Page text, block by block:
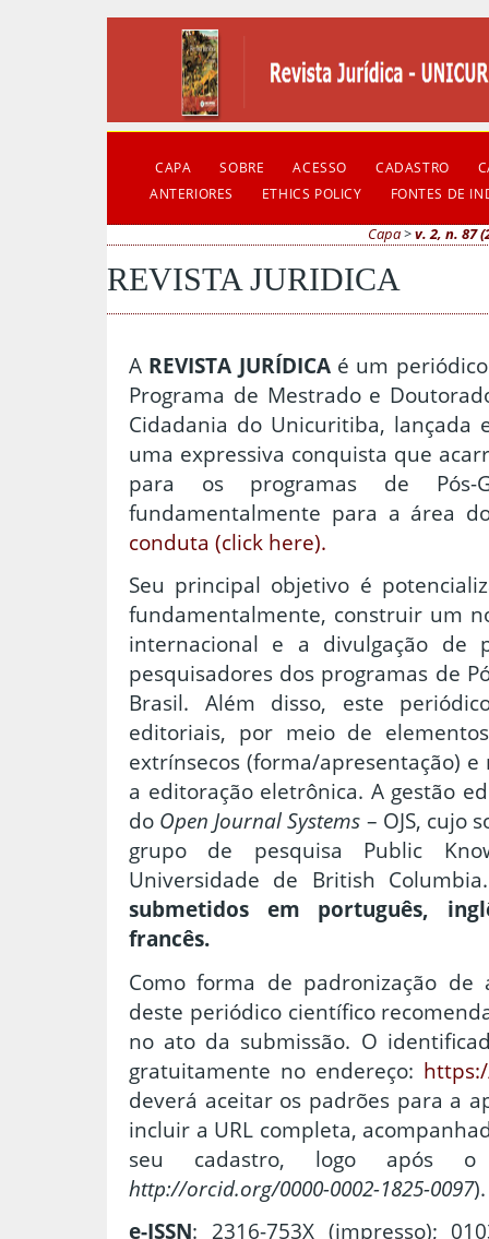
CAPA SOBRE ACESSO CADASTRO
ANTERIORES
ETHICS POLICY FONTES DE
Capa>v. 2, n. 87
REVISTA JURIDICA
A REVISTA JURÍDICAé um
Programa de Mestrado e
Cidadania do Unicuritiba, lançada
uma expressiva conquista que
para os programas de Pós-
fundamentalmente para a área
conduta (click here).
Seu principal objetivo é
fundamentalmente, construir um
internacional e a divulgação de
pesquisadores dos programas de
Brasil. Além disso, este
editoriais, por meio de
extrínsecos (forma/apresentação)
a editoração eletrônica. A gestão
do Open Journal Systems – OJS, cujo
grupo de pesquisa Public
Universidade de British
submetidos em português,
francês.
Como forma de padronização
deste periódico científico
no ato da submissão. O
gratuitamente no endereço:
deverá aceitar os padrões para a
incluir a URL completa,
seu cadastro, logo após o
http://orcid.org/0000-0002-1825-0097).
e-ISSN: 2316-753X (impresso);